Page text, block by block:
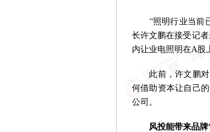
“照明行业当前已
长许文鹏在接受记
内让业电照明在A股
此前，许文鹏对
何借助资本让自己
公司。
风投能带来品